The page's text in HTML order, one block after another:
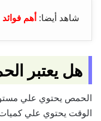
شاهد أيضا: أهم
هل يعتبر
الحمص يحتوي علي
الوقت يحتوي علي كميات